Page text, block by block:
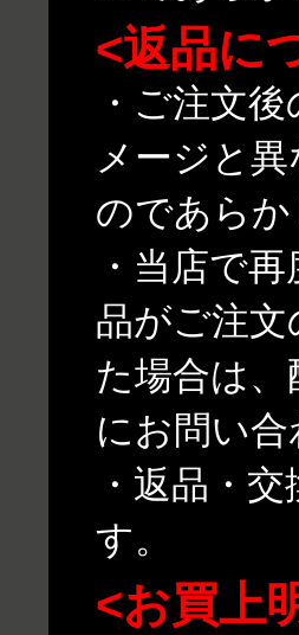
<返品に
・ご注文
メージと
のであら
・当店で
品がご注
た場合は
にお問い
・返品・
す。
<お買上